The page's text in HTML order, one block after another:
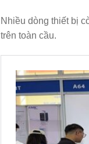
Nhiều dòng thiết bị
trên toàn cầu.